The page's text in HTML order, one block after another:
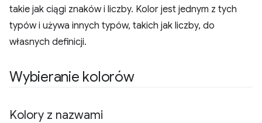
takie jak ciągi znaków i liczby. Kolor jest jednym z tych
typów i używa innych typów, takich jak liczby, do
własnych definicji.
Wybieranie kolorów
Kolory z nazwami